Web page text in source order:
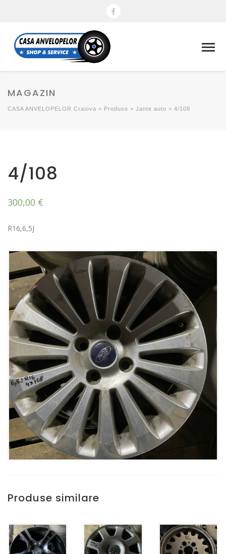
MAGAZIN
CASA ANVELOPELOR Craiova > Produse > Jante auto > 4/108
4/108
300,00 €
R16,6,5J
Produse similare